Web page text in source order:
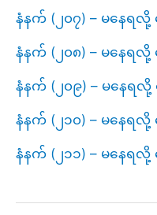
နံနက် (၂၀၇) – မနေရ
နံနက် (၂၀၈) – မနေရ
နံနက် (၂၀၉) – မနေရ
နံနက် (၂၁၀) – မနေရ
နံနက် (၂၁၁) – မနေရ